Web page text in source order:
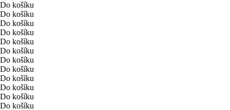
Do košíku
Do košíku
Do košíku
Do košíku
Do košíku
Do košíku
Do košíku
Do košíku
Do košíku
Do košíku
Do košíku
Do košíku